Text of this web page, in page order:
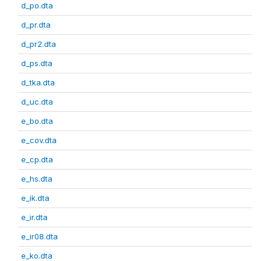
d_po.dta
d_pr.dta
d_pr2.dta
d_ps.dta
d_tka.dta
d_uc.dta
e_bo.dta
e_cov.dta
e_cp.dta
e_hs.dta
e_ik.dta
e_ir.dta
e_ir08.dta
e_ko.dta